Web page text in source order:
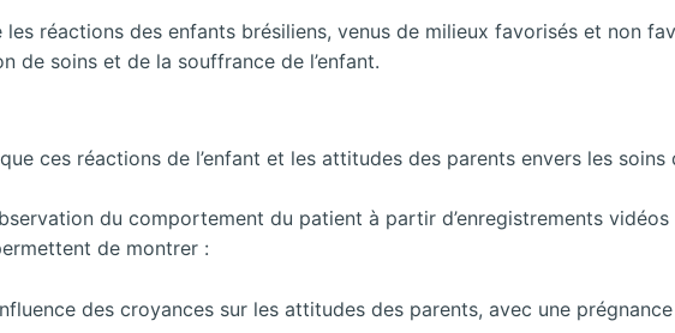
réactions des enfants brésiliens, venus de milieux favorisés et non
de soins et de la souffrance de l’enfant.
ces réactions de l’enfant et les attitudes des parents envers les
du comportement du patient à partir d’enregistrements vidéos
de montrer :
des croyances sur les attitudes des parents, avec une